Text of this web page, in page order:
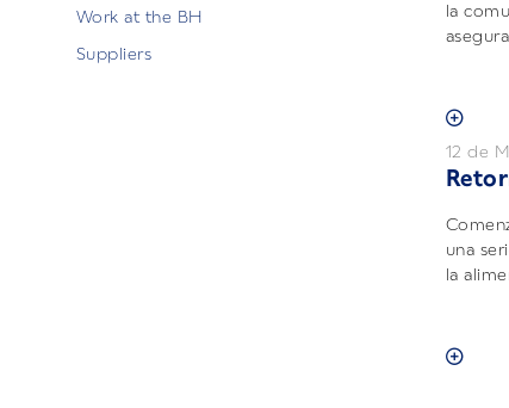
Work at the BH
Suppliers
la
12 de
una
la